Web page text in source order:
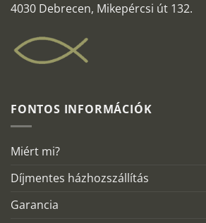
4030 Debrecen, Mikepércsi út 132.
FONTOS INFORMÁCIÓK
Miért mi?
Díjmentes házhozszállítás
Garancia